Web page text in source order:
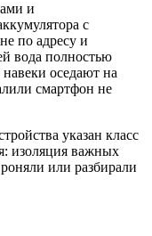
и
с
по адресу и
вода полностью
оседают на
смартфон не
указан класс
изоляция важных
или разбирали